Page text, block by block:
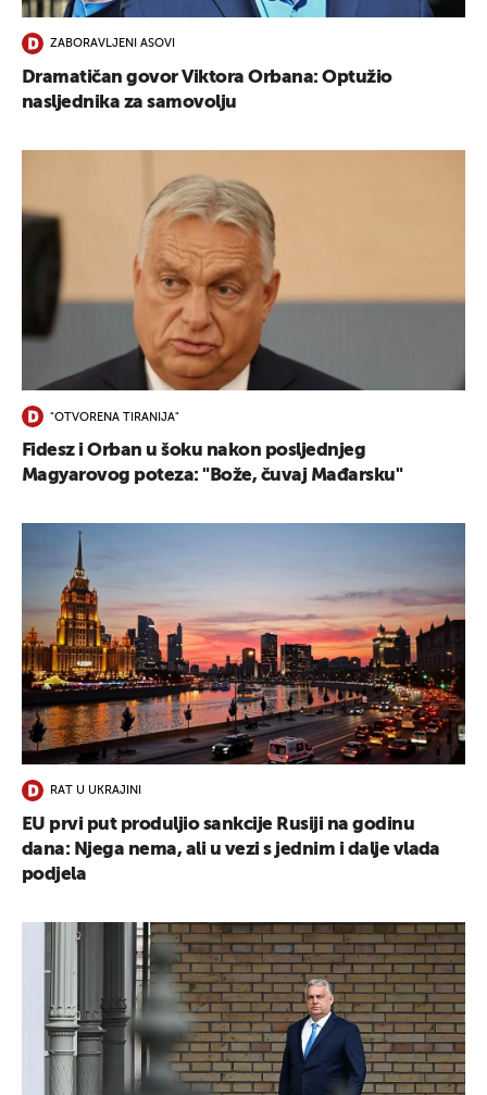
ZABORAVLJENI ASOVI
Dramatičan govor Viktora Orbana: Optužio
nasljednika za samovolju
"OTVORENA TIRANIJA"
Fidesz i Orban u šoku nakon posljednjeg
Magyarovog poteza: "Bože, čuvaj Mađarsku"
RAT U UKRAJINI
EU prvi put produljio sankcije Rusiji na godinu
dana: Njega nema, ali u vezi s jednim i dalje vlada
podjela